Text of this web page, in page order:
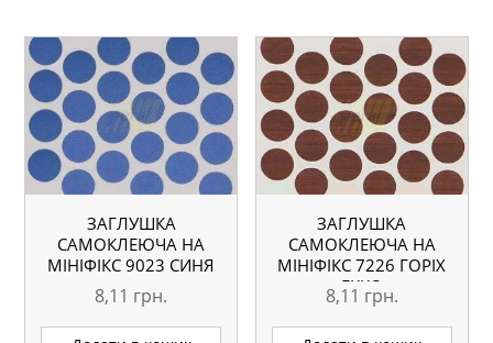
ЗАГЛУШКА
САМОКЛЕЮЧА НА
МІНІФІКС 9023 СИНЯ
8,11 грн.
ЗАГЛУШКА
САМОКЛЕЮЧА НА
МІНІФІКС 7226 ГОРІХ
ЕККО
8,11 грн.